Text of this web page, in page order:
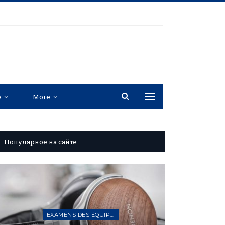
More
Популярное на сайте
NOUVELLES